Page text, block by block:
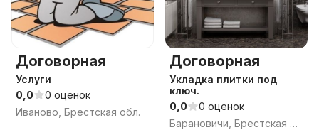
Договорная
Услуги
0,0
0 оценок
Иваново, Брестская обл.
Договорная
Укладка плитки под
ключ.
0,0
0 оценок
Барановичи, Брестская обл.